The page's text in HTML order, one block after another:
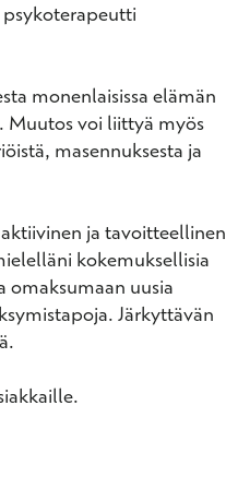
monenlaisissa elämän
Muutos voi liittyä myös
masennuksesta ja
ja tavoitteellinen
kokemuksellisia
omaksumaan uusia
Järkyttävän